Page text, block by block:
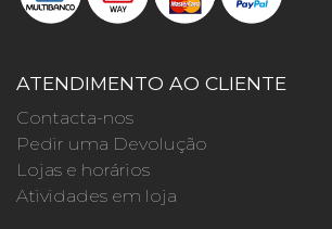
ATENDIMENTO AO CLIENTE
Contacta-nos
Pedir uma Devolução
Lojas e horários
Atividades em loja